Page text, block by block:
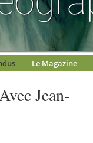
Le Magazine
Jean-